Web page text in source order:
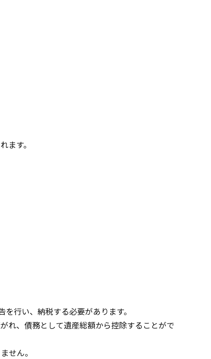
ます。
行い、納税する必要があります。
れ、債務として遺産総額から控除することがで
せん。